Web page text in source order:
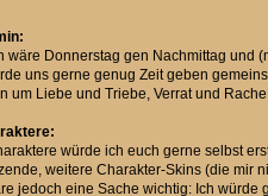
wäre Donnerstag gen Nachmittag und
uns gerne genug Zeit geben
um Liebe und Triebe, Verrat und
würde ich euch gerne selbst
weitere Charakter-Skins (die mir
jedoch eine Sache wichtig: Ich